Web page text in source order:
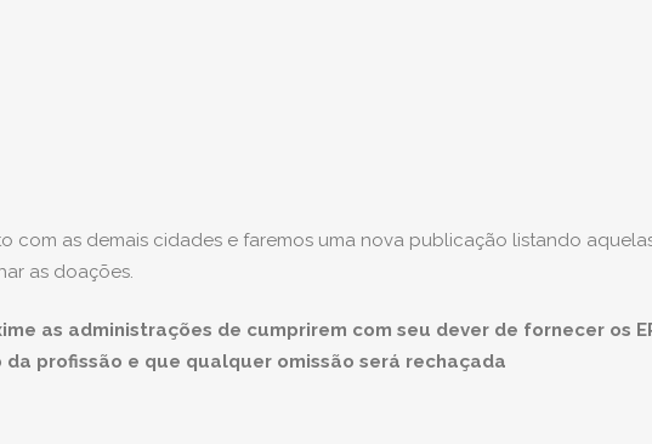
com as demais cidades e faremos uma nova publicação listando
as doações.
as administrações de cumprirem com seu dever de fornecer os
profissão e que qualquer omissão será rechaçada